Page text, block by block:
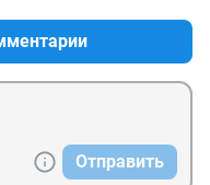
Отправить